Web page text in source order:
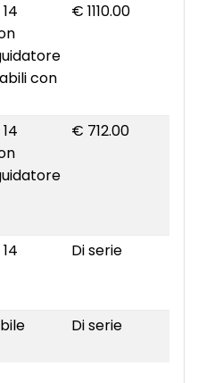
con
€ 1110.00
€ 712.00
Di serie
Di serie